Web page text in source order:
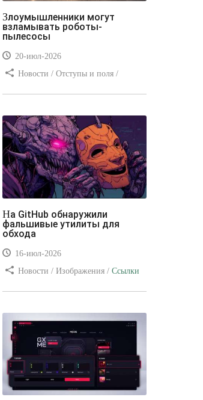
Злоумышленники могут
взламывать роботы-
пылесосы
20-июл-2026
Новости / Отступы и поля /
/ Текст / Цвет / Видео уроки
На GitHub обнаружили
фальшивые утилиты для
обхода
16-июл-2026
Новости / Изображения / Ссылки